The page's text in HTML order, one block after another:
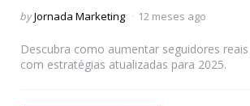
Posted
byJornada Marketing 12 meses ago
Descubra como aumentar seguidores
com estratégias atualizadas para 2025.